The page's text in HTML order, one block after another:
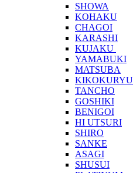
SHOWA
KOHAKU
CHAGOI
KARASHI
KUJAKU
YAMABUKI
MATSUBA
KIKOKURYU
TANCHO
GOSHIKI
BENIGOI
HI UTSURI
SHIRO
SANKE
ASAGI
SHUSUI